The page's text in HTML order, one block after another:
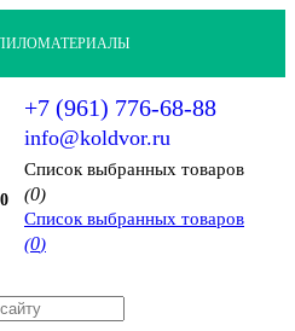
+7 (961) 776-68-88
info@koldvor.ru
Cписок выбранных товаров
(0)
Cписок выбранных товаров
(0)